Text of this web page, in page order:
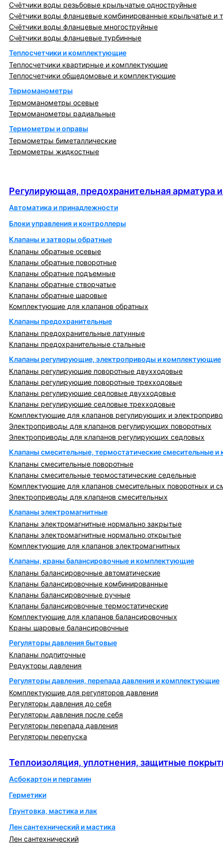
Счётчики воды резьбовые крыльчатые одноструйные
Счётчики воды фланцевые комбинированные крыльчатые и
Счётчики воды фланцевые многоструйные
Счётчики воды фланцевые турбинные
Теплосчетчики и комплектующие
Теплосчетчики квартирные и комплектующие
Теплосчетчики общедомовые и комплектующие
Термоманометры
Термоманометры осевые
Термоманометры радиальные
Термометры и оправы
Термометры биметаллические
Термометры жидкостные
Регулирующая, предохранительная арматура
Автоматика и принадлежности
Блоки управления и контроллеры
Клапаны и затворы обратные
Клапаны обратные осевые
Клапаны обратные поворотные
Клапаны обратные подъемные
Клапаны обратные створчатые
Клапаны обратные шаровые
Комплектующие для клапанов обратных
Клапаны предохранительные
Клапаны предохранительные латунные
Клапаны предохранительные стальные
Клапаны регулирующие, электроприводы и комплектующие
Клапаны регулирующие поворотные двухходовые
Клапаны регулирующие поворотные трехходовые
Клапаны регулирующие седловые двухходовые
Клапаны регулирующие седловые трехходовые
Комплектующие для клапанов регулирующих и
Электроприводы для клапанов регулирующих поворотных
Электроприводы для клапанов регулирующих седловых
Клапаны смесительные, термостатические смесительные
Клапаны смесительные поворотные
Клапаны смесительные термостатические седельные
Комплектующие для клапанов смесительных поворотных и
Электроприводы для клапанов смесительных
Клапаны электромагнитные
Клапаны электромагнитные нормально закрытые
Клапаны электромагнитные нормально открытые
Комплектующие для клапанов электромагнитных
Клапаны, краны балансировочные и комплектующие
Клапаны балансировочные автоматические
Клапаны балансировочные комбинированные
Клапаны балансировочные ручные
Клапаны балансировочные термостатические
Комплектующие для клапанов балансировочных
Краны шаровые балансировочные
Регуляторы давления бытовые
Клапаны подпиточные
Редукторы давления
Регуляторы давления, перепада давления и комплектующие
Комплектующие для регуляторов давления
Регуляторы давления до себя
Регуляторы давления после себя
Регуляторы перепада давления
Регуляторы перепуска
Теплоизоляция, уплотнения, защитные
Асбокартон и пергамин
Герметики
Грунтовка, мастика и лак
Лен сантехнический и мастика
Лен сантехнический